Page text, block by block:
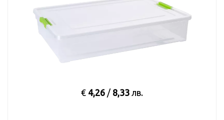
€ 4,26 / 8,33 лв.